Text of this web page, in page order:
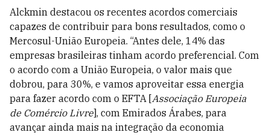
Alckmin destacou os recentes acordos comerciais
capazes de contribuir para bons resultados, como o
Mercosul-União Europeia. “Antes dele, 14% das
empresas brasileiras tinham acordo preferencial. Com
o acordo com a União Europeia, o valor mais que
dobrou, para 30%, e vamos aproveitar essa energia
para fazer acordo com o EFTA [Associação Europeia
de Comércio Livre], com Emirados Árabes, para
avançar ainda mais na integração da economia